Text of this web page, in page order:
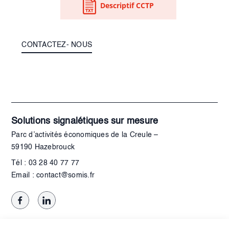
Descriptif CCTP
CONTACTEZ- NOUS
Solutions signalétiques sur mesure
Parc d’activités économiques de la Creule –
59190 Hazebrouck
Tél : 03 28 40 77 77
Email : contact@somis.fr